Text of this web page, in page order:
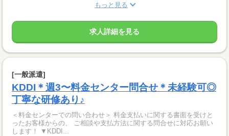
もっと見る
求人詳細を見る
[一般派遣]
KDDI＊週3〜料金センター問合せ＊未経験可◎
丁寧な研修あり♪
＜料金センターでの問い合わせ＞ 料金支払いに関する書面を受けと
ったお客様からの、 ご相談や支払方法に関する問合せに対応お願い
します！ ▼KDDI...